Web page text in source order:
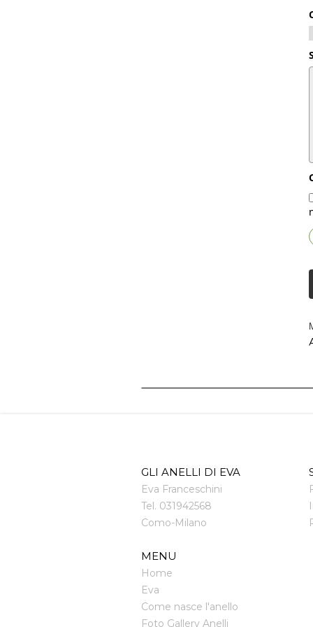
GLI ANELLI DI EVA
Eva Franceschini
Tel. 031942568
Como-Milano
MENU
Home
Eva
Come nasce l'anello
Foto Gallery Anelli